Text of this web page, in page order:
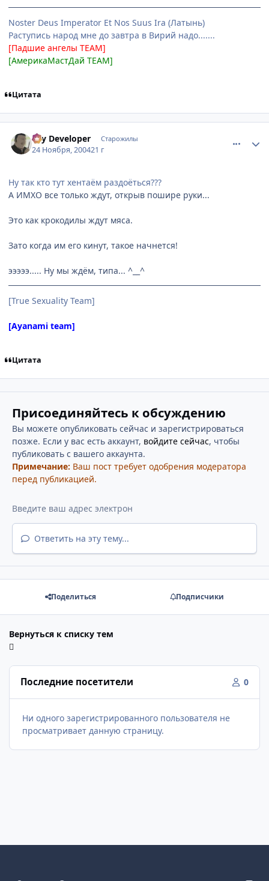
Noster Deus Imperator Et Nos Suus Ira (Латынь)
Раступись народ мне до завтра в Вирий надо.......
[Падшие ангелы ТЕАМ]
[АмерикаМастДай TEAM]
Цитата
Psy Developer Старожилы
24 Ноября, 200421 г
Ну так кто тут хентаём раздоёться???
А ИМХО все только ждут, открыв пошире руки...
Это как крокодилы ждут мяса.
Зато когда им его кинут, такое начнется!
эээээ..... Ну мы ждём, типа... ^__^
[True Sexuality Team]
[Ayanami team]
Цитата
Присоединяйтесь к обсуждению
Вы можете опубликовать сейчас и зарегистрироваться
позже. Если у вас есть аккаунт, войдите сейчас, чтобы
публиковать с вашего аккаунта.
Примечание: Ваш пост требует одобрения модератора
перед публикацией.
Ответить на эту тему...
Поделиться Подписчики
Вернуться к списку тем
Последние посетители 0
Ни одного зарегистрированного пользователя не
просматривает данную страницу.